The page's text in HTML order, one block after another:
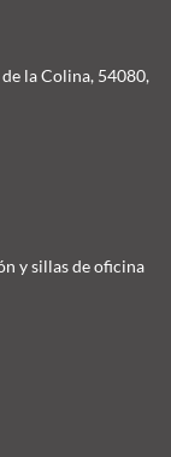
la Colina, 54080,
y sillas de oficina